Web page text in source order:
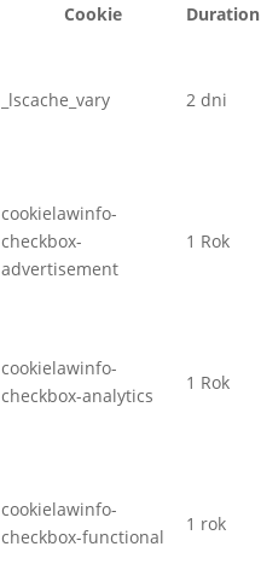
Cookie
Duration
_lscache_vary 2 dni
cookielawinfo-
checkbox-
advertisement
1 Rok
cookielawinfo-
checkbox-analytics
1 Rok
cookielawinfo-
checkbox-functional
1 rok